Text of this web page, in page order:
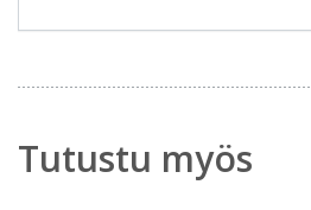
Tutustu myös